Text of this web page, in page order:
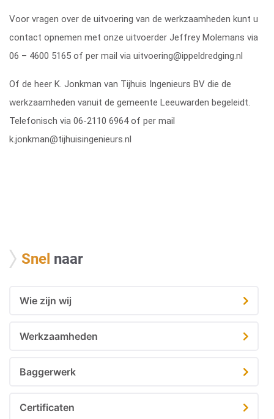
Voor vragen over de uitvoering van de werkzaamheden kunt u
contact opnemen met onze uitvoerder Jeffrey Molemans via
06 – 4600 5165 of per mail via uitvoering@ippeldredging.nl
Of de heer K. Jonkman van Tijhuis Ingenieurs BV die de
werkzaamheden vanuit de gemeente Leeuwarden begeleidt.
Telefonisch via 06-2110 6964 of per mail
k.jonkman@tijhuisingenieurs.nl
Snel naar
Wie zijn wij
Werkzaamheden
Baggerwerk
Certificaten